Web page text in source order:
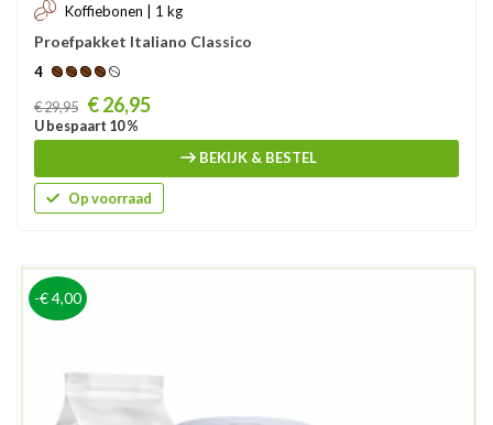
Koffiebonen | 1 kg
Proefpakket Italiano Classico
4
Prijs
€ 29,95 € 26,95
U bespaart 10 %
BEKIJK & BESTEL
Op voorraad
-€ 4,00